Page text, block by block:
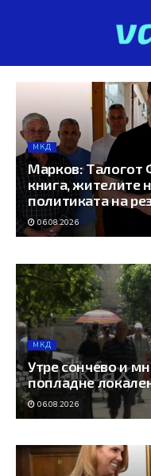
МКД
Марков: Талогот
книга, жителите
политиката на
на тензии
06.08.2026
МКД
Утре сончево и
попладне
06.08.2026